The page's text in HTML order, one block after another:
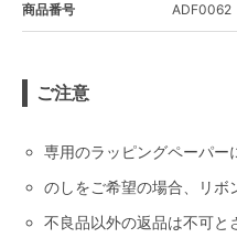
商品番号 ADF0062
ご注意
専用のラッピングペーパー
のしをご希望の場合、リボ
不良品以外の返品は不可と